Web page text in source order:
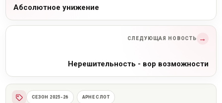
Абсолютное унижение
СЛЕДУЮЩАЯ НОВОСТЬ →
Нерешительность - вор возможности
СЕЗОН 2025-26 АРНЕ СЛОТ